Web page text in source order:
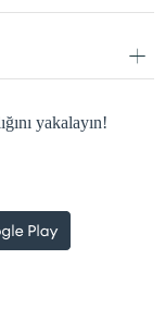
yakalayın!